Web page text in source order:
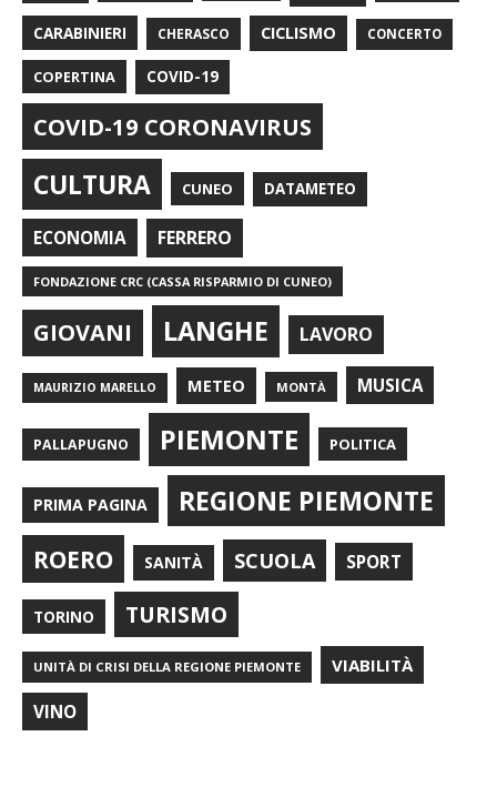
CARABINIERI CHERASCO CICLISMO CONCERTO
COPERTINA COVID-19
COVID-19 CORONAVIRUS
CULTURA CUNEO DATAMETEO
ECONOMIA FERRERO
FONDAZIONE CRC (CASSA RISPARMIO DI CUNEO)
GIOVANI LANGHE LAVORO
MAURIZIO MARELLO METEO MONTÀ MUSICA
PALLAPUGNO PIEMONTE POLITICA
PRIMA PAGINA REGIONE PIEMONTE
ROERO SANITÀ SCUOLA SPORT
TORINO TURISMO
UNITÀ DI CRISI DELLA REGIONE PIEMONTE VIABILITÀ
VINO